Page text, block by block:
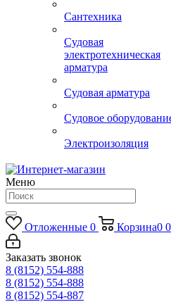
Сантехника
Судовая
электротехническая
арматура
Судовая арматура
Судовое
Электроизоляция
Меню
Отложенные 0 Корзина0 0
Заказать звонок
8 (8152) 554-888
8 (8152) 554-888
8 (8152) 554-887